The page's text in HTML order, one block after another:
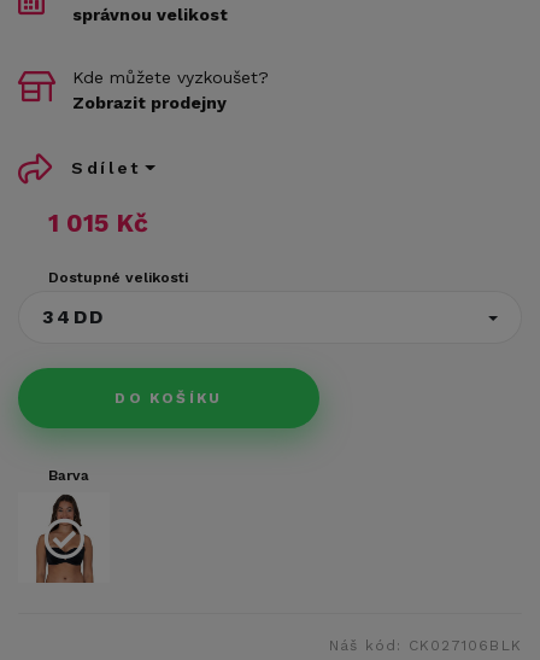
1 015 Kč
Dostupné velikosti
34DD
DO KOŠÍKU
správnou velikost
Kde můžete vyzkoušet?
Zobrazit prodejny
Sdílet
Barva
Náš kód: CK027106BLK